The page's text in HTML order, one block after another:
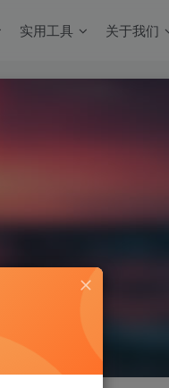
实用工具 关于我们